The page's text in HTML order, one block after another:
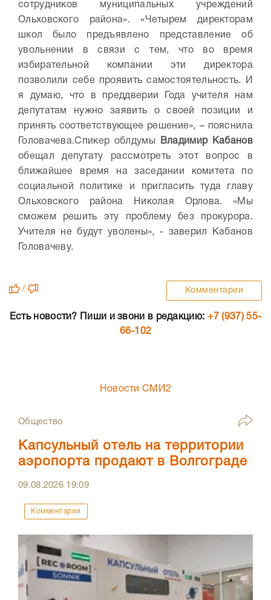
сотрудников муниципальных учреждений
Ольховского района».«Четырем директорам
школ было предъявлено представление об
увольнении в связи с тем, что во время
избирательной компании эти директора
позволили себе проявить самостоятельность. И
я думаю, что в преддверии Года учителя нам
депутатам нужно заявить о своей позиции и
принять соответствующее решение», – пояснила
Головачева.Спикер облдумы
Владимир Кабанов
обещал депутату рассмотреть этот вопрос в
ближайшее время на заседании комитета по
социальной политике и пригласить туда главу
Ольховского района Николая Орлова.«Мы
сможем решить эту проблему без прокурора.
Учителя не будут уволены», - заверил Кабанов
Головачеву.
/ Комментарии
Есть новости? Пиши и звони в редакцию: +7 (937) 55-
66-102
Новости СМИ2
Общество
Капсульный отель на территории
аэропорта продают в Волгограде
09.08.2026 19:09
Комментарии